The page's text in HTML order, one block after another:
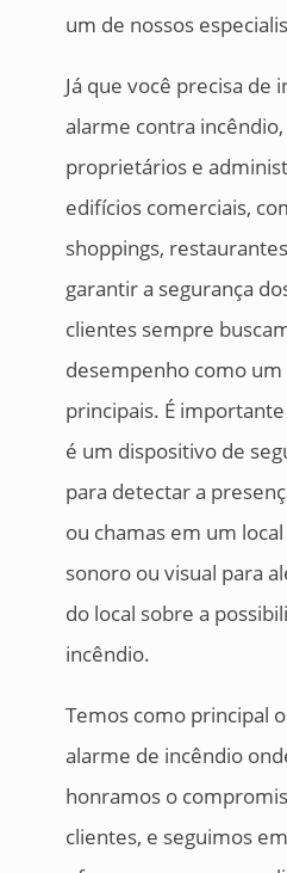
um de nossos
Já que você precisa de
alarme contra
proprietários e
edifícios comerciais,
shoppings,
garantir a segurança
clientes sempre
desempenho como
principais. É
é um dispositivo de
para detectar a
ou chamas em um
sonoro ou visual para
do local sobre a
incêndio.
Temos como principal
alarme de incêndio
honramos o
clientes, e seguimos